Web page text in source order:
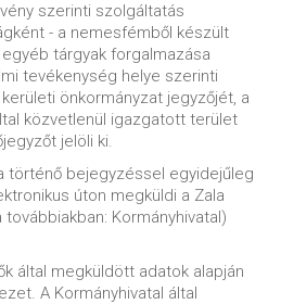
szerinti szolgáltatás
- a nemesfémből készült
tárgyak forgalmazása
tevékenység helye szerinti
önkormányzat jegyzőjét, a
közvetlenül igazgatott terület
jelöli ki.
történő bejegyzéssel egyidejűleg
úton megküldi a Zala
Kormányhivatal)
által megküldött adatok alapján
A Kormányhivatal által